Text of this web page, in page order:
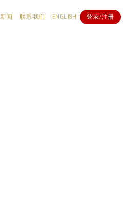
新闻 联系我们 ENGLISH 登录/注册